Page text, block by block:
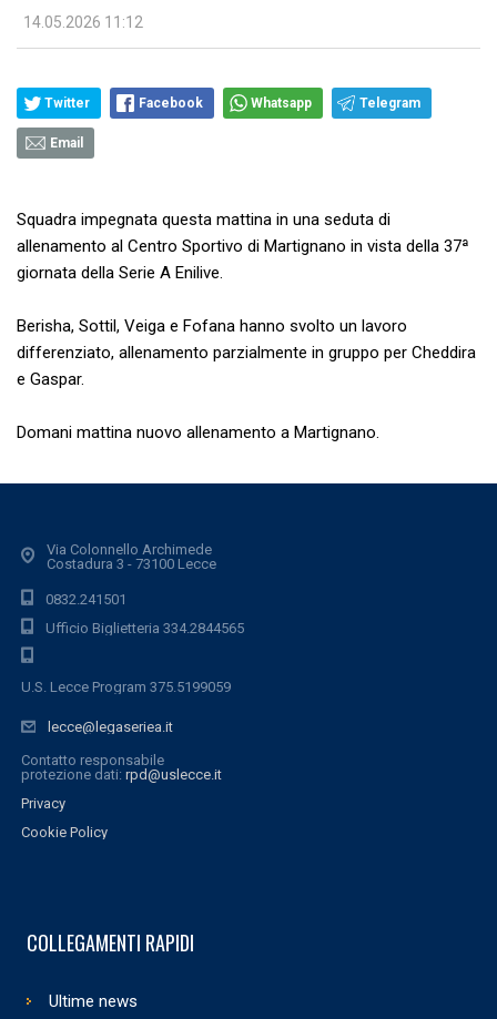
14.05.2026 11:12
Twitter Facebook Whatsapp Telegram
Email
Squadra impegnata questa mattina in una seduta di
allenamento al Centro Sportivo di Martignano in vista della 37ª
giornata della Serie A Enilive.
Berisha, Sottil, Veiga e Fofana hanno svolto un lavoro
differenziato, allenamento parzialmente in gruppo per Cheddira
e Gaspar.
Domani mattina nuovo allenamento a Martignano.
Via Colonnello Archimede
Costadura 3 - 73100 Lecce
0832.241501
Ufficio Biglietteria 334.2844565
U.S. Lecce Program 375.5199059
lecce@legaseriea.it
Contatto responsabile
protezione dati: rpd@uslecce.it
Privacy
Cookie Policy
COLLEGAMENTI RAPIDI
Ultime news